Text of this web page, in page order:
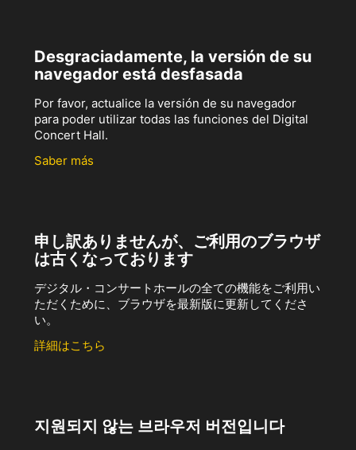
Desgraciadamente, la versión de su
navegador está desfasada
Por favor, actualice la versión de su navegador
para poder utilizar todas las funciones del Digital
Concert Hall.
Saber más
申し訳ありませんが、ご利用のブラウザ
は古くなっております
デジタル・コンサートホールの全ての機能をご利用い
ただくために、ブラウザを最新版に更新してくださ
い。
詳細はこちら
지원되지 않는 브라우저 버전입니다